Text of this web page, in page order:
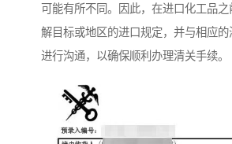
可能有所不同。因此，在进口化工品
解目标或地区的进口规定，并与相应
进行沟通，以确保顺利办理清关手续。